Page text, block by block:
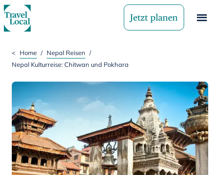
Jetzt planen
< Home / Nepal Reisen /
Nepal Kulturreise: Chitwan und Pokhara